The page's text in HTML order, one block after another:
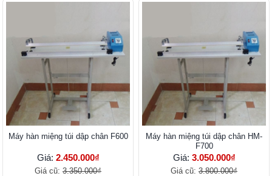
Máy hàn miệng túi dập chân F600
Giá: 2.450.000₫
Giá cũ: 3.350.000₫
Máy hàn miệng túi dập chân HM-
F700
Giá: 3.050.000₫
Giá cũ: 3.800.000₫